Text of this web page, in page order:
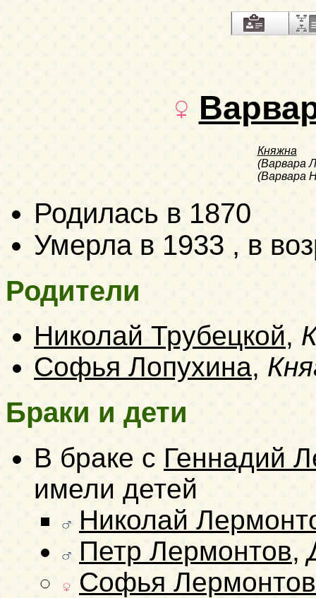
Княжна
(Варвара
(Варвара
Родилась в 1870
Умерла в 1933 , в
Родители
Николай Трубецкой,
Софья Лопухина,
Браки и дети
В браке с Геннадий
имели детей
Николай
Петр Лермонтов,
Софья